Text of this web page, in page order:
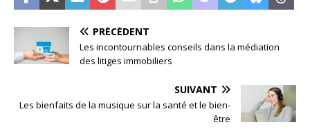
PRÉCÉDENT
Les incontournables conseils dans la médiation
des litiges immobiliers
SUIVANT
Les bienfaits de la musique sur la santé et le bien-
être